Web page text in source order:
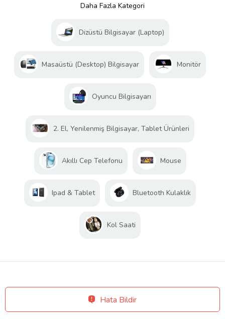
Daha Fazla Kategori
Dizüstü Bilgisayar (Laptop)
Masaüstü (Desktop) Bilgisayar Monitör
Oyuncu Bilgisayarı
2. El, Yenilenmiş Bilgisayar, Tablet Ürünleri
Akıllı Cep Telefonu Mouse
Ipad & Tablet Bluetooth Kulaklık
Kol Saati
Hata Bildir